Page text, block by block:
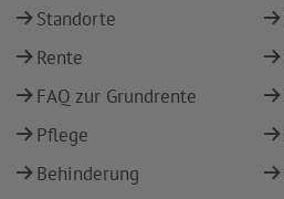
Standorte
Rente
FAQ zur Grundrente
Pflege
Behinderung